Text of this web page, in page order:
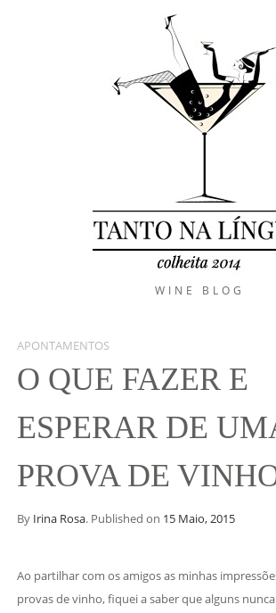
WINE BLOG
APONTAMENTOS
O QUE FAZER E
ESPERAR DE
PROVA DE
By Irina Rosa. Published on 15 Maio, 2015
Ao partilhar com os amigos as minhas
provas de vinho, fiquei a saber que alguns